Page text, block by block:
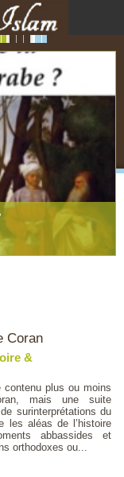
Coran
&
contenu plus ou moins
mais une suite
surinterprétations du
les aléas de l’histoire
abbassides et
orthodoxes ou...